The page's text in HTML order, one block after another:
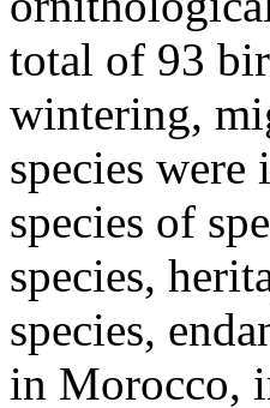
total of 93
wintering,
species
species of
species,
species,
in Morocco,